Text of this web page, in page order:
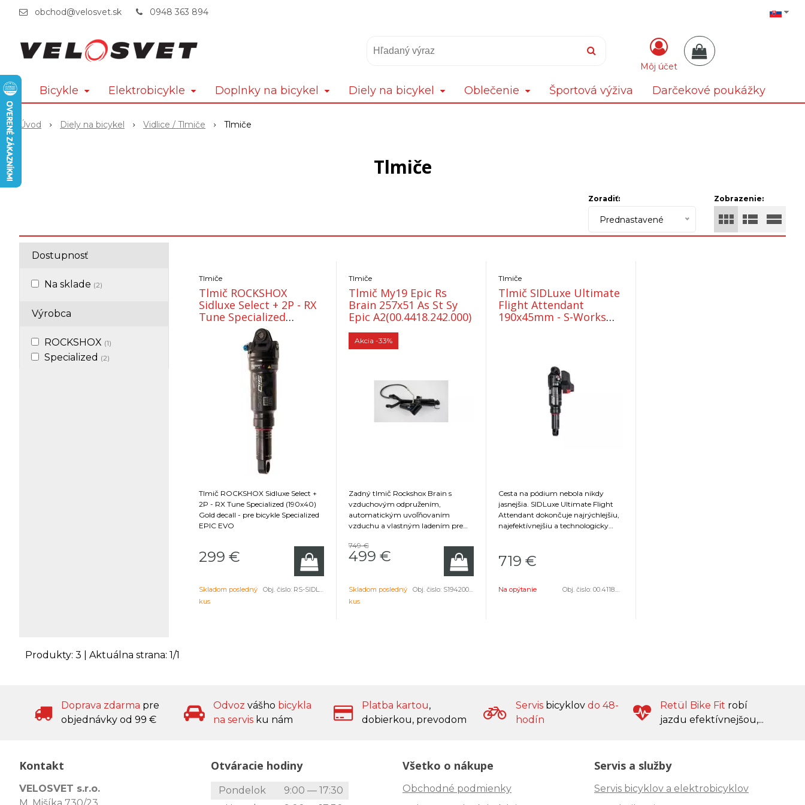
obchod@velosvet.sk 0948 363 894
Môj účet
Bicykle Elektrobicykle Doplnky na bicykel Diely na bicykel Oblečenie Športová výživa Darčekové poukážky
Úvod Diely na bicykel Vidlice / Tlmiče Tlmiče
Tlmiče
Zobrazenie:
Zoradiť:
Prednastavené
Dostupnosť
Na sklade (2)
Výrobca
ROCKSHOX (1)
Specialized (2)
Tlmiče
Tlmič ROCKSHOX
Sidluxe Select + 2P - RX
Tune Specialized
Tlmič ROCKSHOX Sidluxe Select +
2P - RX Tune Specialized (190x40)
Gold decall - pre bicykle Specialized
EPIC EVO
299 €
Skladom posledný
kus
Obj. čislo: RS-SIDL-SELP-A1
Tlmiče
Tlmič My19 Epic Rs
Brain 257x51 As St Sy
Epic A2(00.4418.242.000)
Akcia -33%
Zadný tlmič Rockshox Brain s
vzduchovým odpružením,
automatickým uvoľňovaním
vzduchu a vlastným ladením pre
2019-2020.
749 €
499 €
Skladom posledný
kus
Obj. čislo: S194200018
Tlmiče
Tlmič SIDLuxe Ultimate
Flight Attendant
190x45mm - S-Works
Cesta na pódium nebola nikdy
jasnejšia. SIDLuxe Ultimate Flight
Attendant dokončuje najrýchlejšiu,
najefektívnejšiu a technologicky
719 €
Na opýtanie Obj. čislo: 00.4118.459.008
Produkty: 3 | Aktuálna strana: 1/1
Doprava zdarma pre
objednávky od 99 €
Odvoz vášho bicykla
na servis ku nám
Platba kartou,
dobierkou, prevodom
Servis bicyklov do 48-
hodín
Retül Bike Fit robí
jazdu efektívnejšou,...
Kontakt
VELOSVET s.r.o.
Otváracie hodiny
Pondelok
9:00 — 17:30
Všetko o nákupe
Obchodné podmienky
Servis a služby
Servis bicyklov a elektrobicyklov